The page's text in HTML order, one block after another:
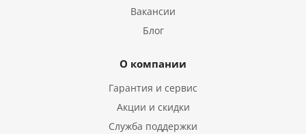
Вакансии
Блог
О компании
Гарантия и сервис
Акции и скидки
Служба поддержки